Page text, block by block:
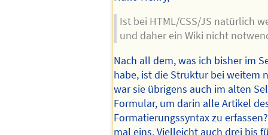
Ist bei HTML/CSS/JS natürlich
und daher ein Wiki nicht
Nach all dem, was ich bisher im
habe, ist die Struktur bei weitem
war sie übrigens auch im alten
Formular, um darin alle Artikel
Formatierungssyntax zu
mal eins. Vielleicht auch drei bis